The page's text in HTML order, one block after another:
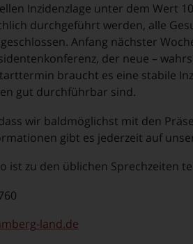
Inzidenzlage unter dem Wert
durchgeführt werden, alle
Anfang nächster
der neue –
braucht es eine stabile
gut durchführbar sind.
wir baldmöglichst mit den
gibt es jederzeit auf
ist zu den üblichen Sprechzeiten
land.de